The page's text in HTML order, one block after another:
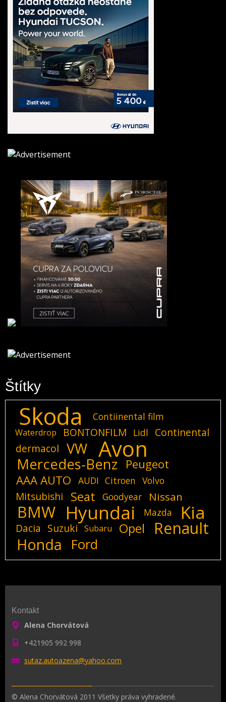
Štítky
Skoda Contiinental film
Waterdrop BONTONFILM Lidl
Continental
dermacol
VW Avon
Mercedes-Benz
Peugeot
AAA AUTO
AUDI Citroen Volvo
Mitsubishi Seat Goodyear Nissan
BMW Hyundai Mazda Kia
Dacia Suzuki Subaru Opel Renault
Honda Ford
Kontakt
Alena Chorvátová
+421905 992 998
sutaz.autoazena@yahoo.com
© Alena Chorvátová 2011 Všetky práva vyhradené.